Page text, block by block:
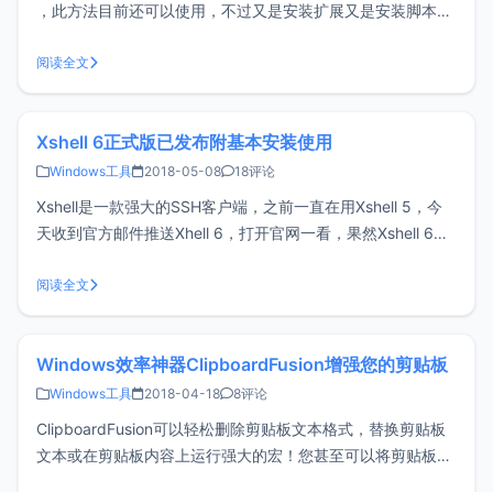
，此方法目前还可以使用，不过又是安装扩展又是安装脚本
Download，无需额外设置，绿色免安装下载即用。Pan
Download主要特点绿色免安装、无广告，开箱即用突破百度
阅读全文
Xshell 6正式版已发布附基本安装使用
Windows工具 2018-05-08 18评论
Xshell是一款强大的SSH客户端，之前一直在用Xshell 5，今
天收到官方邮件推送Xhell 6，打开官网一看，果然Xshell 6正
件，于是就去网上下XX破解版，XX汉化版，其实完全没这个
必要。Xshell不仅默认支持中文，而
阅读全文
Windows效率神器ClipboardFusion增强您的剪贴板
Windows工具 2018-04-18 8评论
ClipboardFusion可以轻松删除剪贴板文本格式，替换剪贴板
文本或在剪贴板内容上运行强大的宏！您甚至可以将剪贴板与